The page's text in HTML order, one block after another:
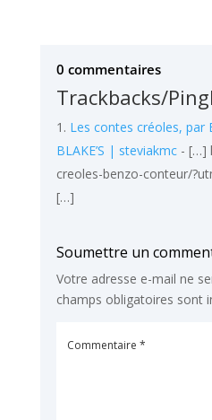
0 commentaires
Trackbacks/
Les contes créoles, par
BLAKE’S | steviakmc- […]
creoles-benzo-conteur/
[…]
Soumettre un
Votre adresse e-mail ne
champs obligatoires sont